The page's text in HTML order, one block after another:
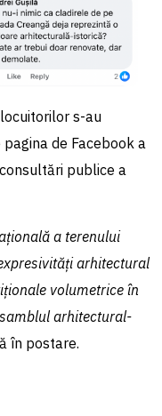
s-au
de Facebook a
consultări publice a
a terenului
arhitectural
volumetrice în
arhitectural-
în postare.